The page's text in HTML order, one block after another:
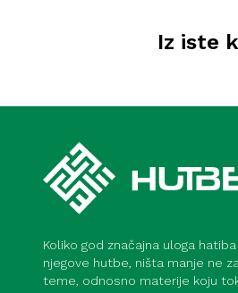
Iz iste
Koliko god značajna uloga
njegove hutbe, ništa manje ne
teme, odnosno materije koju